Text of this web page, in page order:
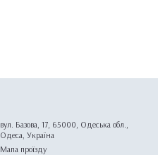
вул. Базова, 17, 65000, Одеська обл.,
Одеса, Україна
Мапа проїзду